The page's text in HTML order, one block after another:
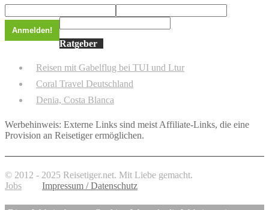
Ratgeber
Reisen mit Gabelflug bei TUI und Ltur
Coral Travel Deutschland
Denia, Costa Blanca
Werbehinweis: Externe Links sind meist Affiliate-Links, die eine
Provision an Reisetiger ermöglichen.
© 2012 - 2025 Reisetiger.net. Mit Liebe gemacht.
Jobs
Impressum / Datenschutz